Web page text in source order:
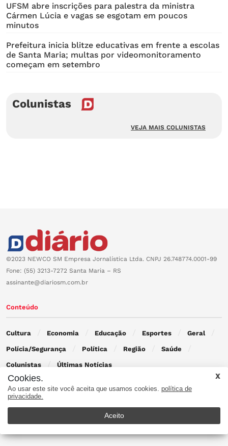
UFSM abre inscrições para palestra da ministra
Cármen Lúcia e vagas se esgotam em poucos
minutos
Prefeitura inicia blitze educativas em frente a escolas
de Santa Maria; multas por videomonitoramento
começam em setembro
Colunistas
VEJA MAIS COLUNISTAS
©2023 NEWCO SM Empresa Jornalística Ltda. CNPJ 26.748774.0001-99
Fone: (55) 3213-7272 Santa Maria – RS
assinante@diariosm.com.br
Conteúdo
Cultura Economia Educação Esportes Geral
Polícia/Segurança Política Região Saúde
Colunistas Últimas Notícias
Contato
Cookies.
Ao usar este site você aceita que usamos cookies. política de
privacidade.
Aceito